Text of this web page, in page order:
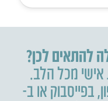
להתאים לכן?
אישי מכל הלב.
,בפייסבוק או ב-